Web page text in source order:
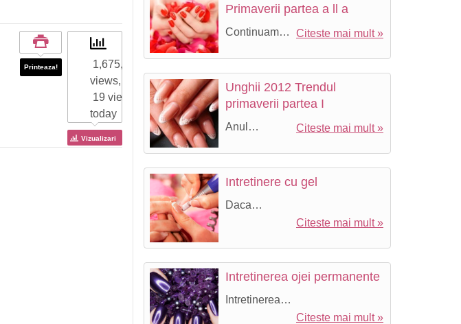
1,675,911 total
views,
19 views
today
Vizualizari
Printeaza!
Primaverii partea a ll a
Continuam… Citeste mai mult »
Unghii 2012 Trendul
primaverii partea I
Anul… Citeste mai mult »
Intretinere cu gel
Daca…
Citeste mai mult »
Intretinerea ojei permanente
Intretinerea…
Citeste mai mult »